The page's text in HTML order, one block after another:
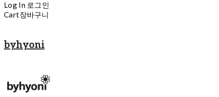
Log In 로그인
Cart장바구니
byhyoni